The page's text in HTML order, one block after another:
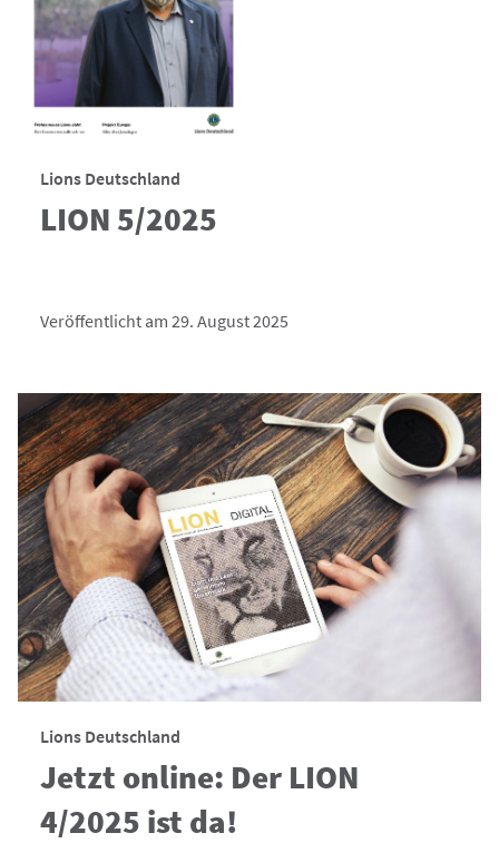
Lions Deutschland
LION 5/2025
Veröffentlicht am 29. August 2025
Lions Deutschland
Jetzt online: Der LION
4/2025 ist da!